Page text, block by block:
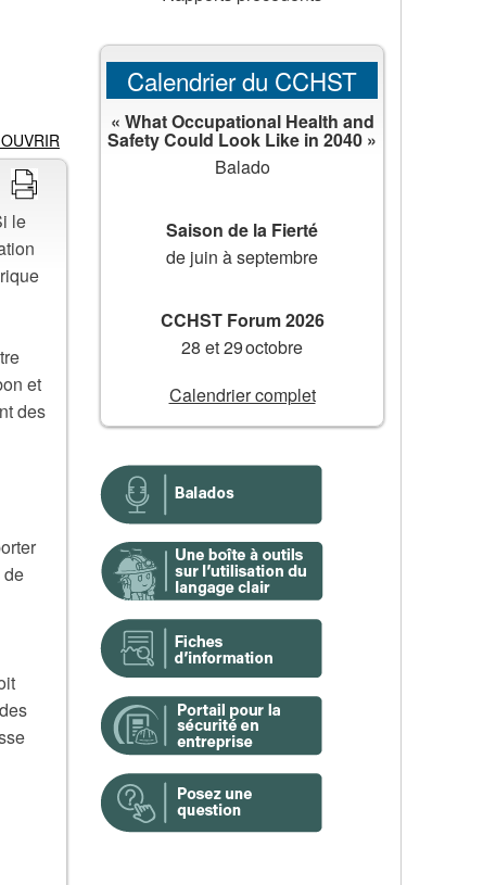
le
et
des
de
Calendrier du CCHST
« What Occupational Health and
Safety Could Look Like in 2040 »
Balado
Saison de la Fierté
de juin à septembre
CCHST Forum 2026
28 et 29 octobre
Calendrier complet